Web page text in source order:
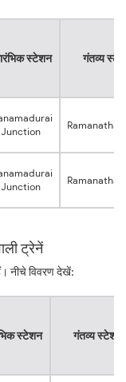
स्टेशन गंतव्य
Junction
Junction
ट्रेनें
नीचे विवरण देखें:
स्टेशन गंतव्य स्टेशन